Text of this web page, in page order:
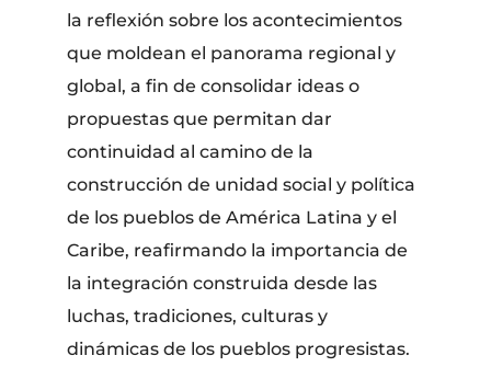
la reflexión sobre los acontecimientos
que moldean el panorama regional y
global, a fin de consolidar ideas o
propuestas que permitan dar
continuidad al camino de la
construcción de unidad social y política
de los pueblos de América Latina y el
Caribe, reafirmando la importancia de
la integración construida desde las
luchas, tradiciones, culturas y
dinámicas de los pueblos progresistas.